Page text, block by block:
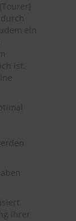
ein
ist.
ihrer